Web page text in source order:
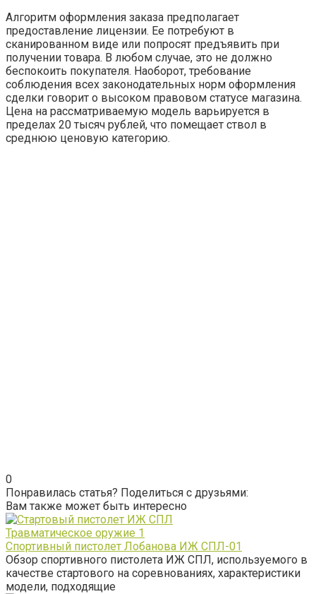
Алгоритм оформления заказа предполагает
предоставление лицензии. Ее потребуют в
сканированном виде или попросят предъявить при
получении товара. В любом случае, это не должно
беспокоить покупателя. Наоборот, требование
соблюдения всех законодательных норм оформления
сделки говорит о высоком правовом статусе магазина.
Цена на рассматриваемую модель варьируется в
пределах 20 тысяч рублей, что помещает ствол в
среднюю ценовую категорию.
0
Понравилась статья? Поделиться с друзьями:
Вам также может быть интересно
Травматическое оружие 1
Спортивный пистолет Лобанова ИЖ СПЛ-01
Обзор спортивного пистолета ИЖ СПЛ, используемого в
качестве стартового на соревнованиях, характеристики
модели, подходящие